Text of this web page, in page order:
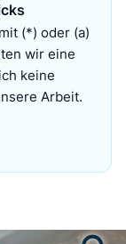
(*) oder (a)
wir eine
keine
Arbeit.